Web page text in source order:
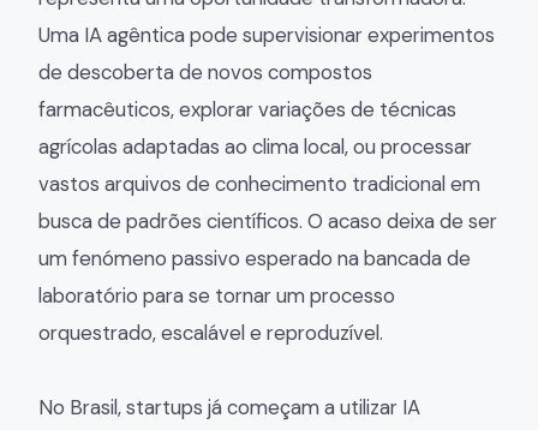
Uma IA agêntica pode supervisionar experimentos
de descoberta de novos compostos
farmacêuticos, explorar variações de técnicas
agrícolas adaptadas ao clima local, ou processar
vastos arquivos de conhecimento tradicional em
busca de padrões científicos. O acaso deixa de ser
um fenómeno passivo esperado na bancada de
laboratório para se tornar um processo
orquestrado, escalável e reproduzível.
No Brasil, startups já começam a utilizar IA